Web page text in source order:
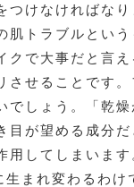
つけなければなり
肌トラブルという
クで大事だと言え
させることです。
でしょう。「乾燥
目が望める成分だ
してしまいます
まれ変わるわけ